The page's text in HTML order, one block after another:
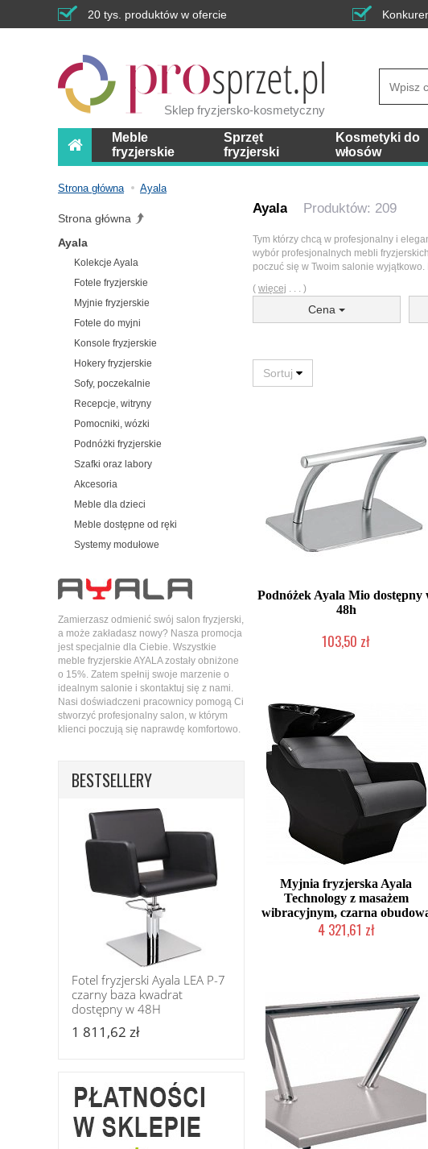
20 tys. produktów w ofercie
Sklep fryzjersko-kosmetyczny
Meble
fryzjerskie
Sprzęt
fryzjerski
Kosmetyki do
włosów
Strona główna Ayala
Ayala Produktów: 209
Tym którzy chcą w profesjonalny i
wybór profesjonalnych mebli
poczuć się w Twoim salonie
( więcej . . . )
Cena
Podnóżek Ayala Mio dostępny
48h
103,50 zł
Myjnia fryzjerska Ayala
Technology z masażem
wibracyjnym, czarna
4 321,61 zł
Strona główna
Ayala
Kolekcje Ayala
Fotele fryzjerskie
Myjnie fryzjerskie
Fotele do myjni
Konsole fryzjerskie
Hokery fryzjerskie
Sofy, poczekalnie
Recepcje, witryny
Pomocniki, wózki
Podnóżki fryzjerskie
Szafki oraz labory
Akcesoria
Meble dla dzieci
Meble dostępne od ręki
Systemy modułowe
Zamierzasz odmienić swój salon fryzjerski,
a może zakładasz nowy? Nasza promocja
jest specjalnie dla Ciebie. Wszystkie
meble fryzjerskie AYALA zostały obniżone
o 15%. Zatem spełnij swoje marzenie o
idealnym salonie i skontaktuj się z nami.
Nasi doświadczeni pracownicy pomogą Ci
stworzyć profesjonalny salon, w którym
klienci poczują się naprawdę komfortowo.
BESTSELLERY
Fotel fryzjerski Ayala LEA P-7
czarny baza kwadrat
dostępny w 48H
1 811,62 zł